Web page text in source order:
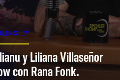
SHOW
y Liliana Villaseñor
con Rana Fonk.